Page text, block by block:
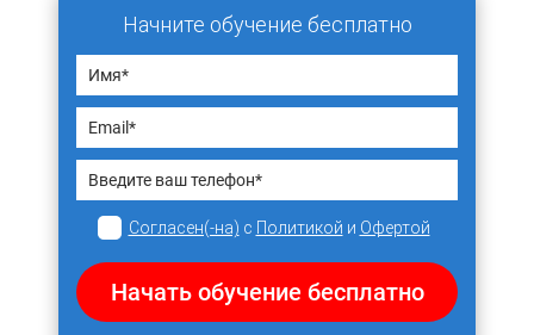
Начните обучение бесплатно
Согласен(-на) с Политикой и Офертой
Начать обучение бесплатно